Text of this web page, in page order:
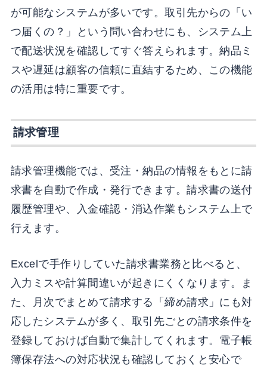
が可能なシステムが多いです。取引先からの「い
つ届くの？」という問い合わせにも、システム上
で配送状況を確認してすぐ答えられます。納品ミ
スや遅延は顧客の信頼に直結するため、この機能
の活用は特に重要です。
請求管理
請求管理機能では、受注・納品の情報をもとに請
求書を自動で作成・発行できます。請求書の送付
履歴管理や、入金確認・消込作業もシステム上で
行えます。
Excelで手作りしていた請求書業務と比べると、
入力ミスや計算間違いが起きにくくなります。ま
た、月次でまとめて請求する「締め請求」にも対
応したシステムが多く、取引先ごとの請求条件を
登録しておけば自動で集計してくれます。電子帳
簿保存法への対応状況も確認しておくと安心で